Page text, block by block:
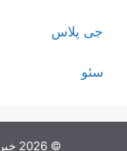
جی پلاس
سئو
© 2026 خبر نیوز